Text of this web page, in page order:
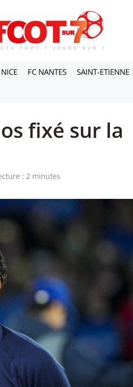
NICE FC NANTES SAINT-ETIENNE
fixé sur la
: 2 minutes